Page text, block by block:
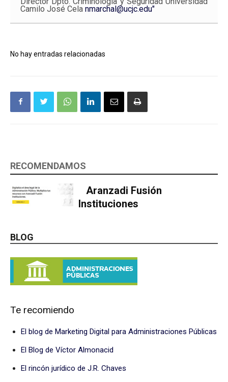
Camilo José Cela nmarchal@ucjc.edu"
No hay entradas relacionadas
RECOMENDAMOS
Aranzadi Fusión
Instituciones
BLOG
Te recomiendo
El blog de Marketing Digital para Administraciones Públicas
El Blog de Víctor Almonacid
El rincón jurídico de J.R. Chaves